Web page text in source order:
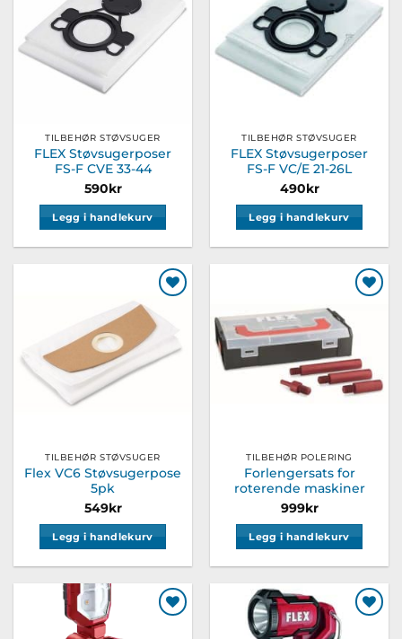
TILBEHØR STØVSUGER
FLEX Støvsugerposer
FS-F CVE 33-44
590kr
Legg i handlekurv
TILBEHØR STØVSUGER
FLEX Støvsugerposer
FS-F VC/E 21-26L
490kr
Legg i handlekurv
Legg til
ønskeliste
TILBEHØR STØVSUGER
Flex VC6 Støvsugerpose
5pk
549kr
Legg i handlekurv
Legg til
ønskeliste
TILBEHØR POLERING
Forlengersats for
roterende maskiner
999kr
Legg i handlekurv
Legg til